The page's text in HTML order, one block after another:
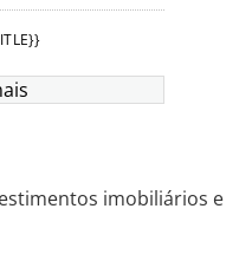
imobiliários e